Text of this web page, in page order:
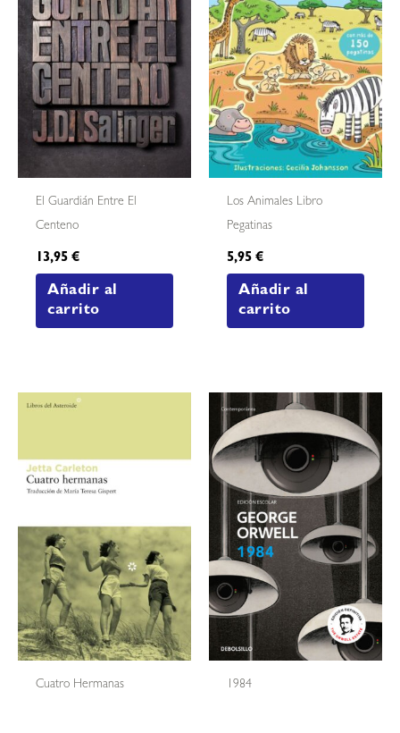
El Guardián Entre El
Centeno
13,95€
Añadir al
carrito
Los Animales Libro
Pegatinas
5,95€
Añadir al
carrito
Cuatro Hermanas 1984